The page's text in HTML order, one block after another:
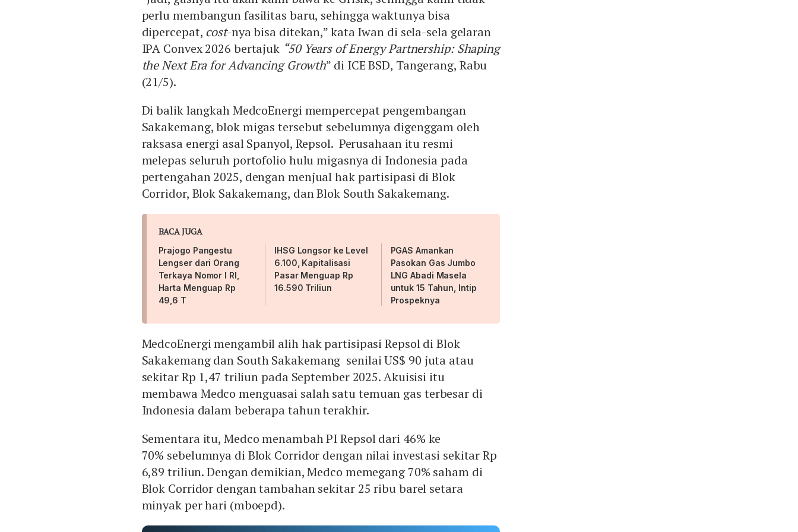
perlu membangun fasilitas baru, sehingga waktunya bisa
dipercepat, cost-nya bisa ditekan,” kata Iwan di sela-sela gelaran
IPA Convex 2026 bertajuk “50 Years of Energy Partnership: Shaping
the Next Era for Advancing Growth” di ICE BSD, Tangerang, Rabu
(21/5).
Di balik langkah MedcoEnergi mempercepat pengembangan
Sakakemang, blok migas tersebut sebelumnya digenggam oleh
raksasa energi asal Spanyol, Repsol. Perusahaan itu resmi
melepas seluruh portofolio hulu migasnya di Indonesia pada
pertengahan 2025, dengan menjual hak partisipasi di Blok
Corridor, Blok Sakakemang, dan Blok South Sakakemang.
BACA JUGA
Prajogo Pangestu
Lengser dari Orang
Terkaya Nomor I RI,
Harta Menguap Rp
49,6 T
IHSG Longsor ke Level
6.100, Kapitalisasi
Pasar Menguap Rp
16.590 Triliun
PGAS Amankan
Pasokan Gas Jumbo
LNG Abadi Masela
untuk 15 Tahun, Intip
Prospeknya
MedcoEnergi mengambil alih hak partisipasi Repsol di Blok
Sakakemang dan South Sakakemang senilai US$ 90 juta atau
sekitar Rp 1,47 triliun pada September 2025. Akuisisi itu
membawa Medco menguasai salah satu temuan gas terbesar di
Indonesia dalam beberapa tahun terakhir.
Sementara itu, Medco menambah PI Repsol dari 46% ke
70% sebelumnya di Blok Corridor dengan nilai investasi sekitar Rp
6,89 triliun. Dengan demikian, Medco memegang 70% saham di
Blok Corridor dengan tambahan sekitar 25 ribu barel setara
minyak per hari (mboepd).